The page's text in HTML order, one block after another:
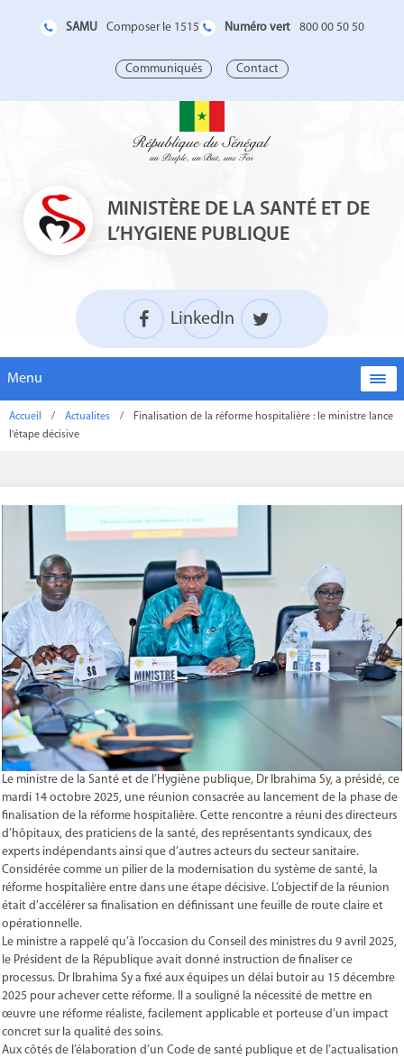
SAMU Composer le 1515 Numéro vert 800 00 50 50
Communiqués Contact
MINISTÈRE DE LA SANTÉ ET DE
L’HYGIENE PUBLIQUE
LinkedIn
Menu
Accueil / Actualites /
Finalisation de la réforme hospitalière : le ministre lance
l'étape décisive
Le ministre de la Santé et de l’Hygiène publique, Dr Ibrahima Sy, a présidé, ce
mardi 14 octobre 2025, une réunion consacrée au lancement de la phase de
finalisation de la réforme hospitalière. Cette rencontre a réuni des directeurs
d’hôpitaux, des praticiens de la santé, des représentants syndicaux, des
experts indépendants ainsi que d’autres acteurs du secteur sanitaire.
Considérée comme un pilier de la modernisation du système de santé, la
réforme hospitalière entre dans une étape décisive. L’objectif de la réunion
était d’accélérer sa finalisation en définissant une feuille de route claire et
opérationnelle.
Le ministre a rappelé qu’à l’occasion du Conseil des ministres du 9 avril 2025,
le Président de la République avait donné instruction de finaliser ce
processus. Dr Ibrahima Sy a fixé aux équipes un délai butoir au 15 décembre
2025 pour achever cette réforme. Il a souligné la nécessité de mettre en
œuvre une réforme réaliste, facilement applicable et porteuse d’un impact
concret sur la qualité des soins.
Aux côtés de l’élaboration d’un Code de santé publique et de l’actualisation